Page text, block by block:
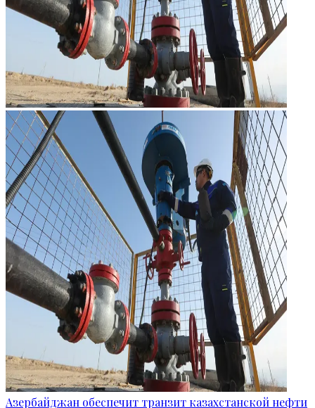
Азербайджан обеспечит транзит казахстанской нефти